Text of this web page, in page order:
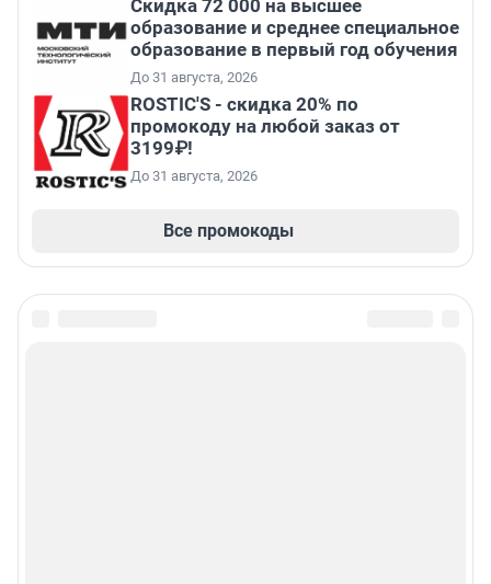
Скидка 72 000 на высшее
образование и среднее специальное
образование в первый год обучения
До 31 августа, 2026
ROSTIC'S - скидка 20% по
промокоду на любой заказ от
3199₽!
До 31 августа, 2026
Все промокоды